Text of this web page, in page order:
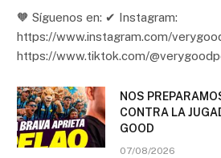
🧡 Síguenos en: ✔ Instagram:
https://www.instagram.com/
https://www.tiktok.com/@verygoodpe
NOS
CONTRA LA
GOOD
07/08/2026